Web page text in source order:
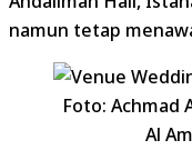
namun tetap
Foto: Achmad
Al